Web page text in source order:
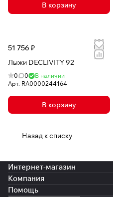
В корзину
51 756 ₽
Лыжи DECLIVITY 92
0 0
В наличии
Арт. RA0000244164
В корзину
Назад к списку
Интернет-магазин
Компания
Помощь